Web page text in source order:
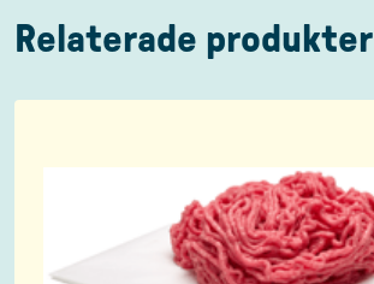
Relaterade produkter